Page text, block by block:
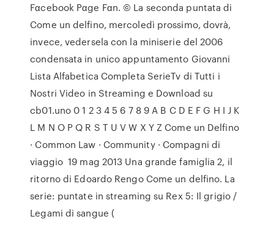
Fαcebook Pαge Fαn. © La seconda puntata di
Come un delfino, mercoledì prossimo, dovrà,
invece, vedersela con la miniserie del 2006
condensata in unico appuntamento Giovanni
Lista Alfabetica Completa SerieTv di Tutti i
Nostri Video in Streaming e Download su
cb01.uno 0 1 2 3 4 5 6 7 8 9 A B C D E F G H I J K
L M N O P Q R S T U V W X Y Z Come un Delfino
· Common Law · Community · Compagni di
viaggio 19 mag 2013 Una grande famiglia 2, il
ritorno di Edoardo Rengo Come un delfino. La
serie: puntate in streaming su Rex 5: Il grigio /
Legami di sangue (